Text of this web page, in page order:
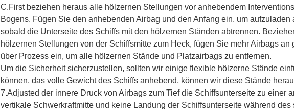
C.First beziehen heraus alle hölzernen Stellungen vor anhebendem
Bogens. Fügen Sie den anhebenden Airbag und den Anfang ein, um
sobald die Unterseite des Schiffs mit den hölzernen Ständen abtrennen.
hölzernen Stellungen von der Schiffsmitte zum Heck, fügen Sie mehr Airbags
über Prozess ein, um alle hölzernen Stände und Platzairbags zu entfernen.
Um die Sicherheit sicherzustellen, sollten wir einige flexible hölzerne Stände
können, das volle Gewicht des Schiffs anhebend, können wir diese Stände
7.Adjusted der innere Druck von Airbags zum Tief die Schiffsunterseite zu einer
vertikale Schwerkraftmitte und keine Landung der Schiffsunterseite während des